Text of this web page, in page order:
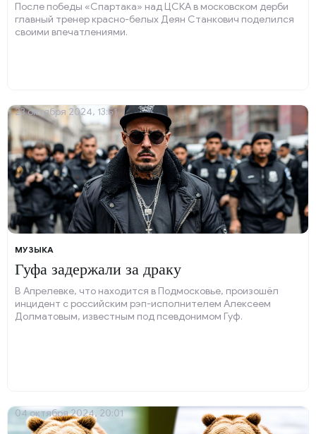
После победы «Спартака» над ЦСКА в московском дерби
главный тренер красно-белых Деян Станкович поделился
своими впечатлениями.
МУЗЫКА
Гуфа задержали за драку
В Апрелевке, что находится в Подмосковье, произошёл
инцидент с российским рэп-исполнителем Алексеем
Долматовым, известным под псевдонимом Гуф.
23 октября 2024, 13:51
04 октября 2024, 20:01